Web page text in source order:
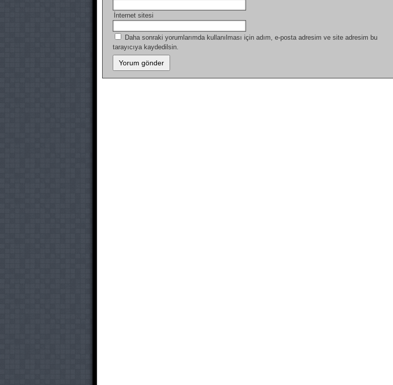
İnternet sitesi
Daha sonraki yorumlarımda kullanılması için adım, e-posta adresim ve site adresim bu
tarayıcıya kaydedilsin.